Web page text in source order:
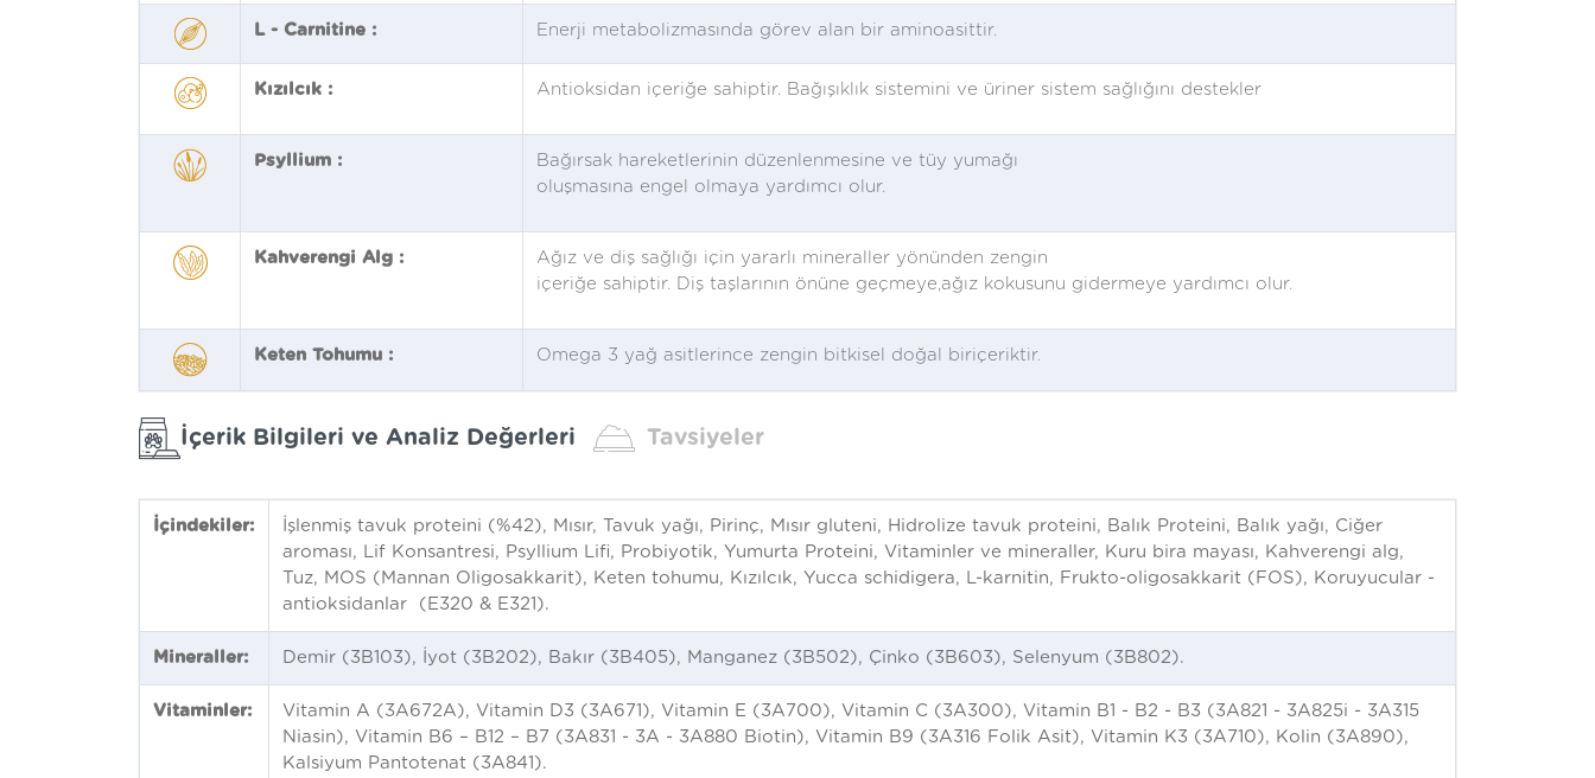
L - Carnitine : Enerji metabolizmasında görev alan bir aminoasittir.
Kızılcık : Antioksidan içeriğe sahiptir. Bağışıklık sistemini ve üriner sistem sağlığını destekler
Psyllium :
Bağırsak hareketlerinin düzenlenmesine ve tüy yumağı
oluşmasına engel olmaya yardımcı olur.
Kahverengi Alg :
Ağız ve diş sağlığı için yararlı mineraller yönünden zengin
içeriğe sahiptir. Diş taşlarının önüne geçmeye,ağız kokusunu gidermeye yardımcı olur.
Keten Tohumu : Omega 3 yağ asitlerince zengin bitkisel doğal biriçeriktir.
İçerik Bilgileri ve Analiz Değerleri Tavsiyeler
İçindekiler:
İşlenmiş tavuk proteini (%42), Mısır, Tavuk yağı, Pirinç, Mısır gluteni, Hidrolize tavuk proteini, Balık Proteini, Balık yağı, Ciğer
aroması, Lif Konsantresi, Psyllium Lifi, Probiyotik, Yumurta Proteini, Vitaminler ve mineraller, Kuru bira mayası, Kahverengi alg,
Tuz, MOS (Mannan Oligosakkarit), Keten tohumu, Kızılcık, Yucca schidigera, L-karnitin, Frukto-oligosakkarit (FOS), Koruyucular -
antioksidanlar (E320 & E321).
Mineraller: Demir (3B103), İyot (3B202), Bakır (3B405), Manganez (3B502), Çinko (3B603), Selenyum (3B802).
Vitaminler:
Vitamin A (3A672A), Vitamin D3 (3A671), Vitamin E (3A700), Vitamin C (3A300), Vitamin B1 - B2 - B3 (3A821 - 3A825i - 3A315
Niasin), Vitamin B6 – B12 – B7 (3A831 - 3A - 3A880 Biotin), Vitamin B9 (3A316 Folik Asit), Vitamin K3 (3A710), Kolin (3A890),
Kalsiyum Pantotenat (3A841).